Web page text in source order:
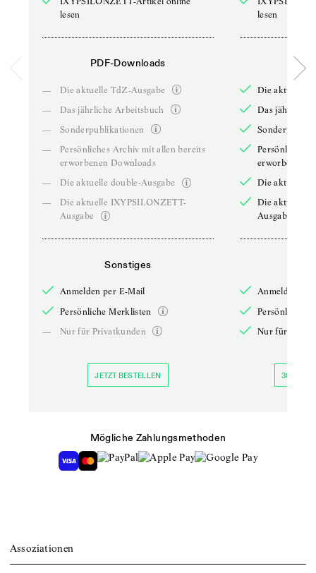
lesen
PDF-Downloads
—
Die aktuelle TdZ-Ausgabe
—
Das jährliche Arbeitsbuch
—
Sonderpublikationen
—
Persönliches Archiv mit allen bereits
erworbenen Downloads
—
Die aktuelle double-Ausgabe
—
Die aktuelle IXYPSILONZETT-
Ausgabe
Sonstiges
Anmelden per E-Mail
Persönliche Merklisten
—
Nur für Privatkunden
JETZT BESTELLEN
lesen
Die aktuelle
Das jährliche
Persönliches
erworbenen
Die aktuelle
Die aktuelle
Ausgabe
Anmelden
Persönliche
Nur für
30 TAGE
Mögliche Zahlungsmethoden
Assoziationen